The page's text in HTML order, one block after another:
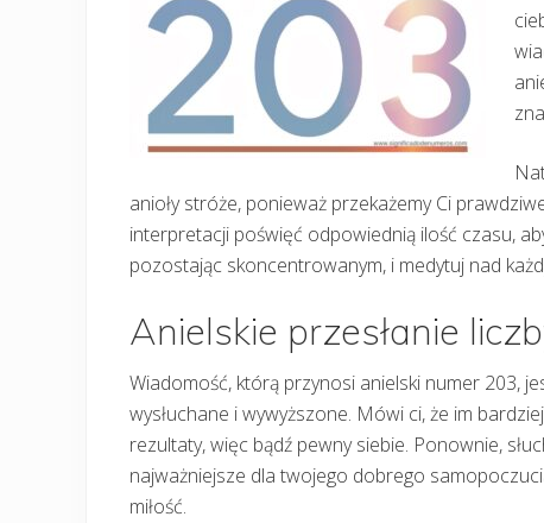
anioły stróże, ponieważ przekażemy Ci
interpretacji poświęć odpowiednią ilość czasu,
pozostając skoncentrowanym, i medytuj nad
Anielskie przesłanie
Wiadomość, którą przynosi anielski numer 203,
wysłuchane i wywyższone. Mówi ci, że im
rezultaty, więc bądź pewny siebie. Ponownie,
najważniejsze dla twojego dobrego
miłość.